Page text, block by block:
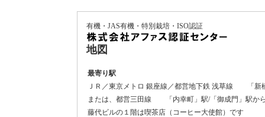
有機・JAS有機・特別栽培・ISO認証
地図
最寄り駅
ＪＲ／東京メトロ 銀座線／都営地下鉄 浅草線 「新
または、都営三田線 「内幸町」駅/「御成門」駅か
藤代ビルの１階は喫茶店（コーヒー大使館）です